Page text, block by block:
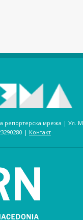
репортерска мрежа | Ул.
| Контакт